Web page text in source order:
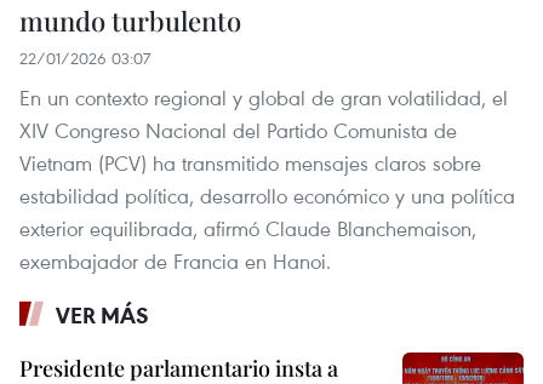
mundo turbulento
22/01/2026 03:07
En un contexto regional y global de gran volatilidad, el
XIV Congreso Nacional del Partido Comunista de
Vietnam (PCV) ha transmitido mensajes claros sobre
estabilidad política, desarrollo económico y una política
exterior equilibrada, afirmó Claude Blanchemaison,
exembajador de Francia en Hanoi.
VER MÁS
Presidente parlamentario insta a